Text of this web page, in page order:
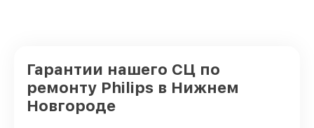
Гарантии нашего СЦ по
ремонту Philips в Нижнем
Новгороде